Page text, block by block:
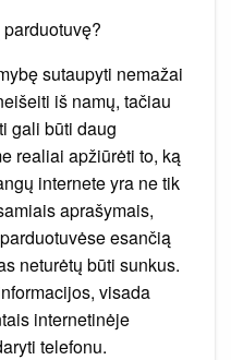
sutaupyti nemažai
iš namų, tačiau
gali būti daug
realiai apžiūrėti to, ką
internete yra ne tik
aprašymais,
esančią
neturėtų būti sunkus.
visada
internetinėje
telefonu.